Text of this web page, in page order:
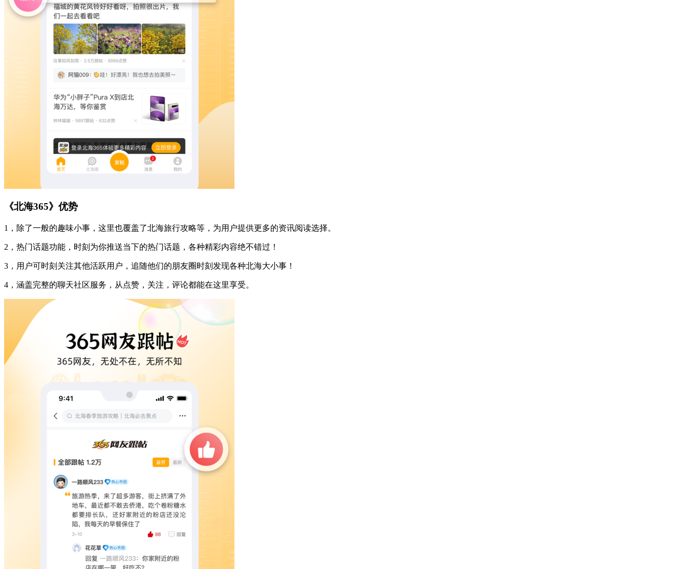
《北海365》优势
1，除了一般的趣味小事，这里也覆盖了北海旅行攻略等，为用户提供更多的资讯阅读选择。
2，热门话题功能，时刻为你推送当下的热门话题，各种精彩内容绝不错过！
3，用户可时刻关注其他活跃用户，追随他们的朋友圈时刻发现各种北海大小事！
4，涵盖完整的聊天社区服务，从点赞，关注，评论都能在这里享受。